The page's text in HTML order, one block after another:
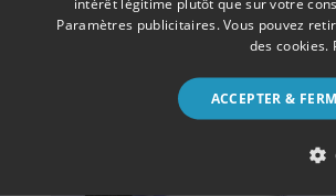
Paramètres publicitaires. Vous pouvez
des cookies.
ACCEPTER &